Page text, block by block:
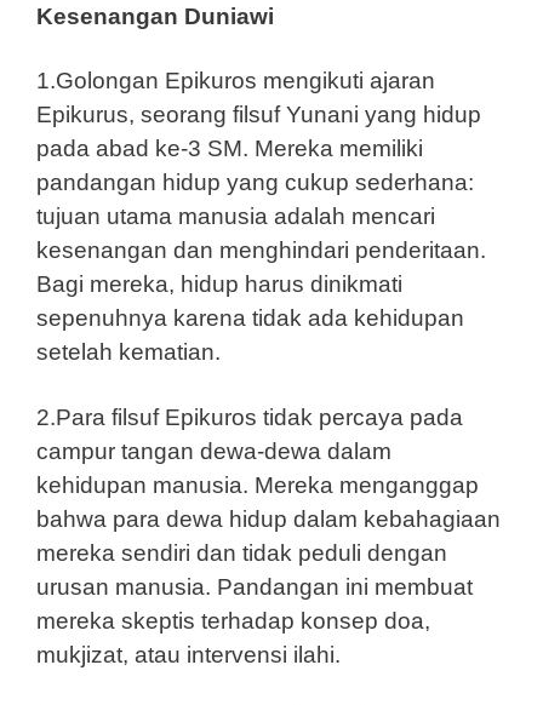
Kesenangan Duniawi
1.Golongan Epikuros mengikuti ajaran
Epikurus, seorang filsuf Yunani yang hidup
pada abad ke-3 SM. Mereka memiliki
pandangan hidup yang cukup sederhana:
tujuan utama manusia adalah mencari
kesenangan dan menghindari penderitaan.
Bagi mereka, hidup harus dinikmati
sepenuhnya karena tidak ada kehidupan
setelah kematian.
2.Para filsuf Epikuros tidak percaya pada
campur tangan dewa-dewa dalam
kehidupan manusia. Mereka menganggap
bahwa para dewa hidup dalam kebahagiaan
mereka sendiri dan tidak peduli dengan
urusan manusia. Pandangan ini membuat
mereka skeptis terhadap konsep doa,
mukjizat, atau intervensi ilahi.